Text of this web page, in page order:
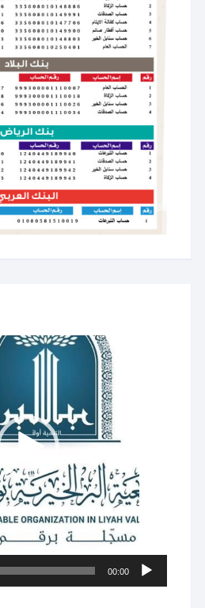
00:00